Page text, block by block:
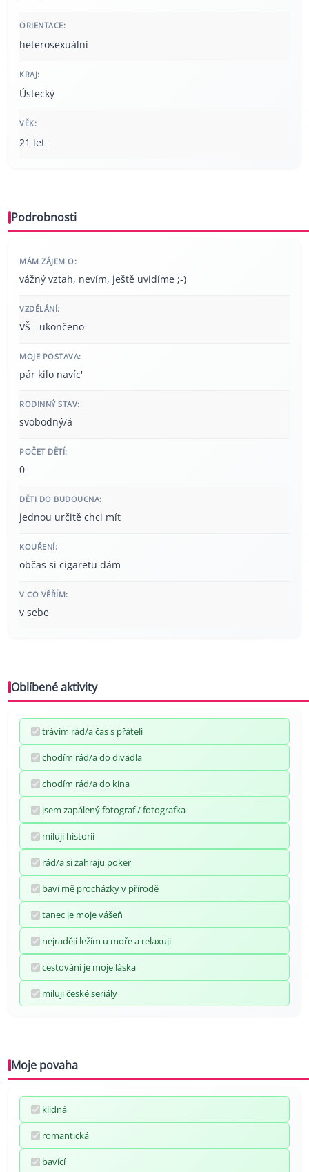
ORIENTACE:
heterosexuální
KRAJ:
Ústecký
VĚK:
21 let
Podrobnosti
MÁM ZÁJEM O:
vážný vztah, nevím, ještě uvidíme ;-)
VZDĚLÁNÍ:
VŠ - ukončeno
MOJE POSTAVA:
pár kilo navíc'
RODINNÝ STAV:
svobodný/á
POČET DĚTÍ:
0
DĚTI DO BUDOUCNA:
jednou určitě chci mít
KOUŘENÍ:
občas si cigaretu dám
V CO VĚŘÍM:
v sebe
Oblíbené aktivity
trávím rád/a čas s přáteli
chodím rád/a do divadla
chodím rád/a do kina
jsem zapálený fotograf / fotografka
miluji historii
rád/a si zahraju poker
baví mě procházky v přírodě
tanec je moje vášeň
nejraději ležím u moře a relaxuji
cestování je moje láska
miluji české seriály
Moje povaha
klidná
romantická
bavící